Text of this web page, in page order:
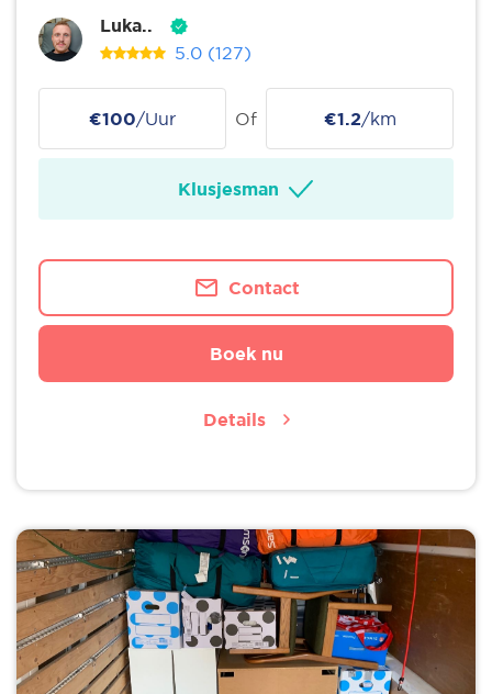
Luka..
5.0 (127)
€100/Uur Of €1.2/km
Klusjesman
Contact
Boek nu
Details